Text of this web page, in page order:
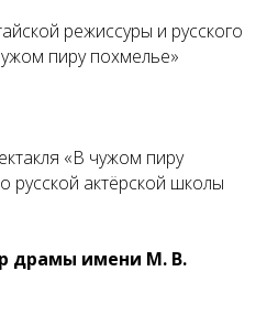
режиссуры и русского
пиру похмелье»
«В чужом пиру
русской актёрской школы
драмы имени М. В.